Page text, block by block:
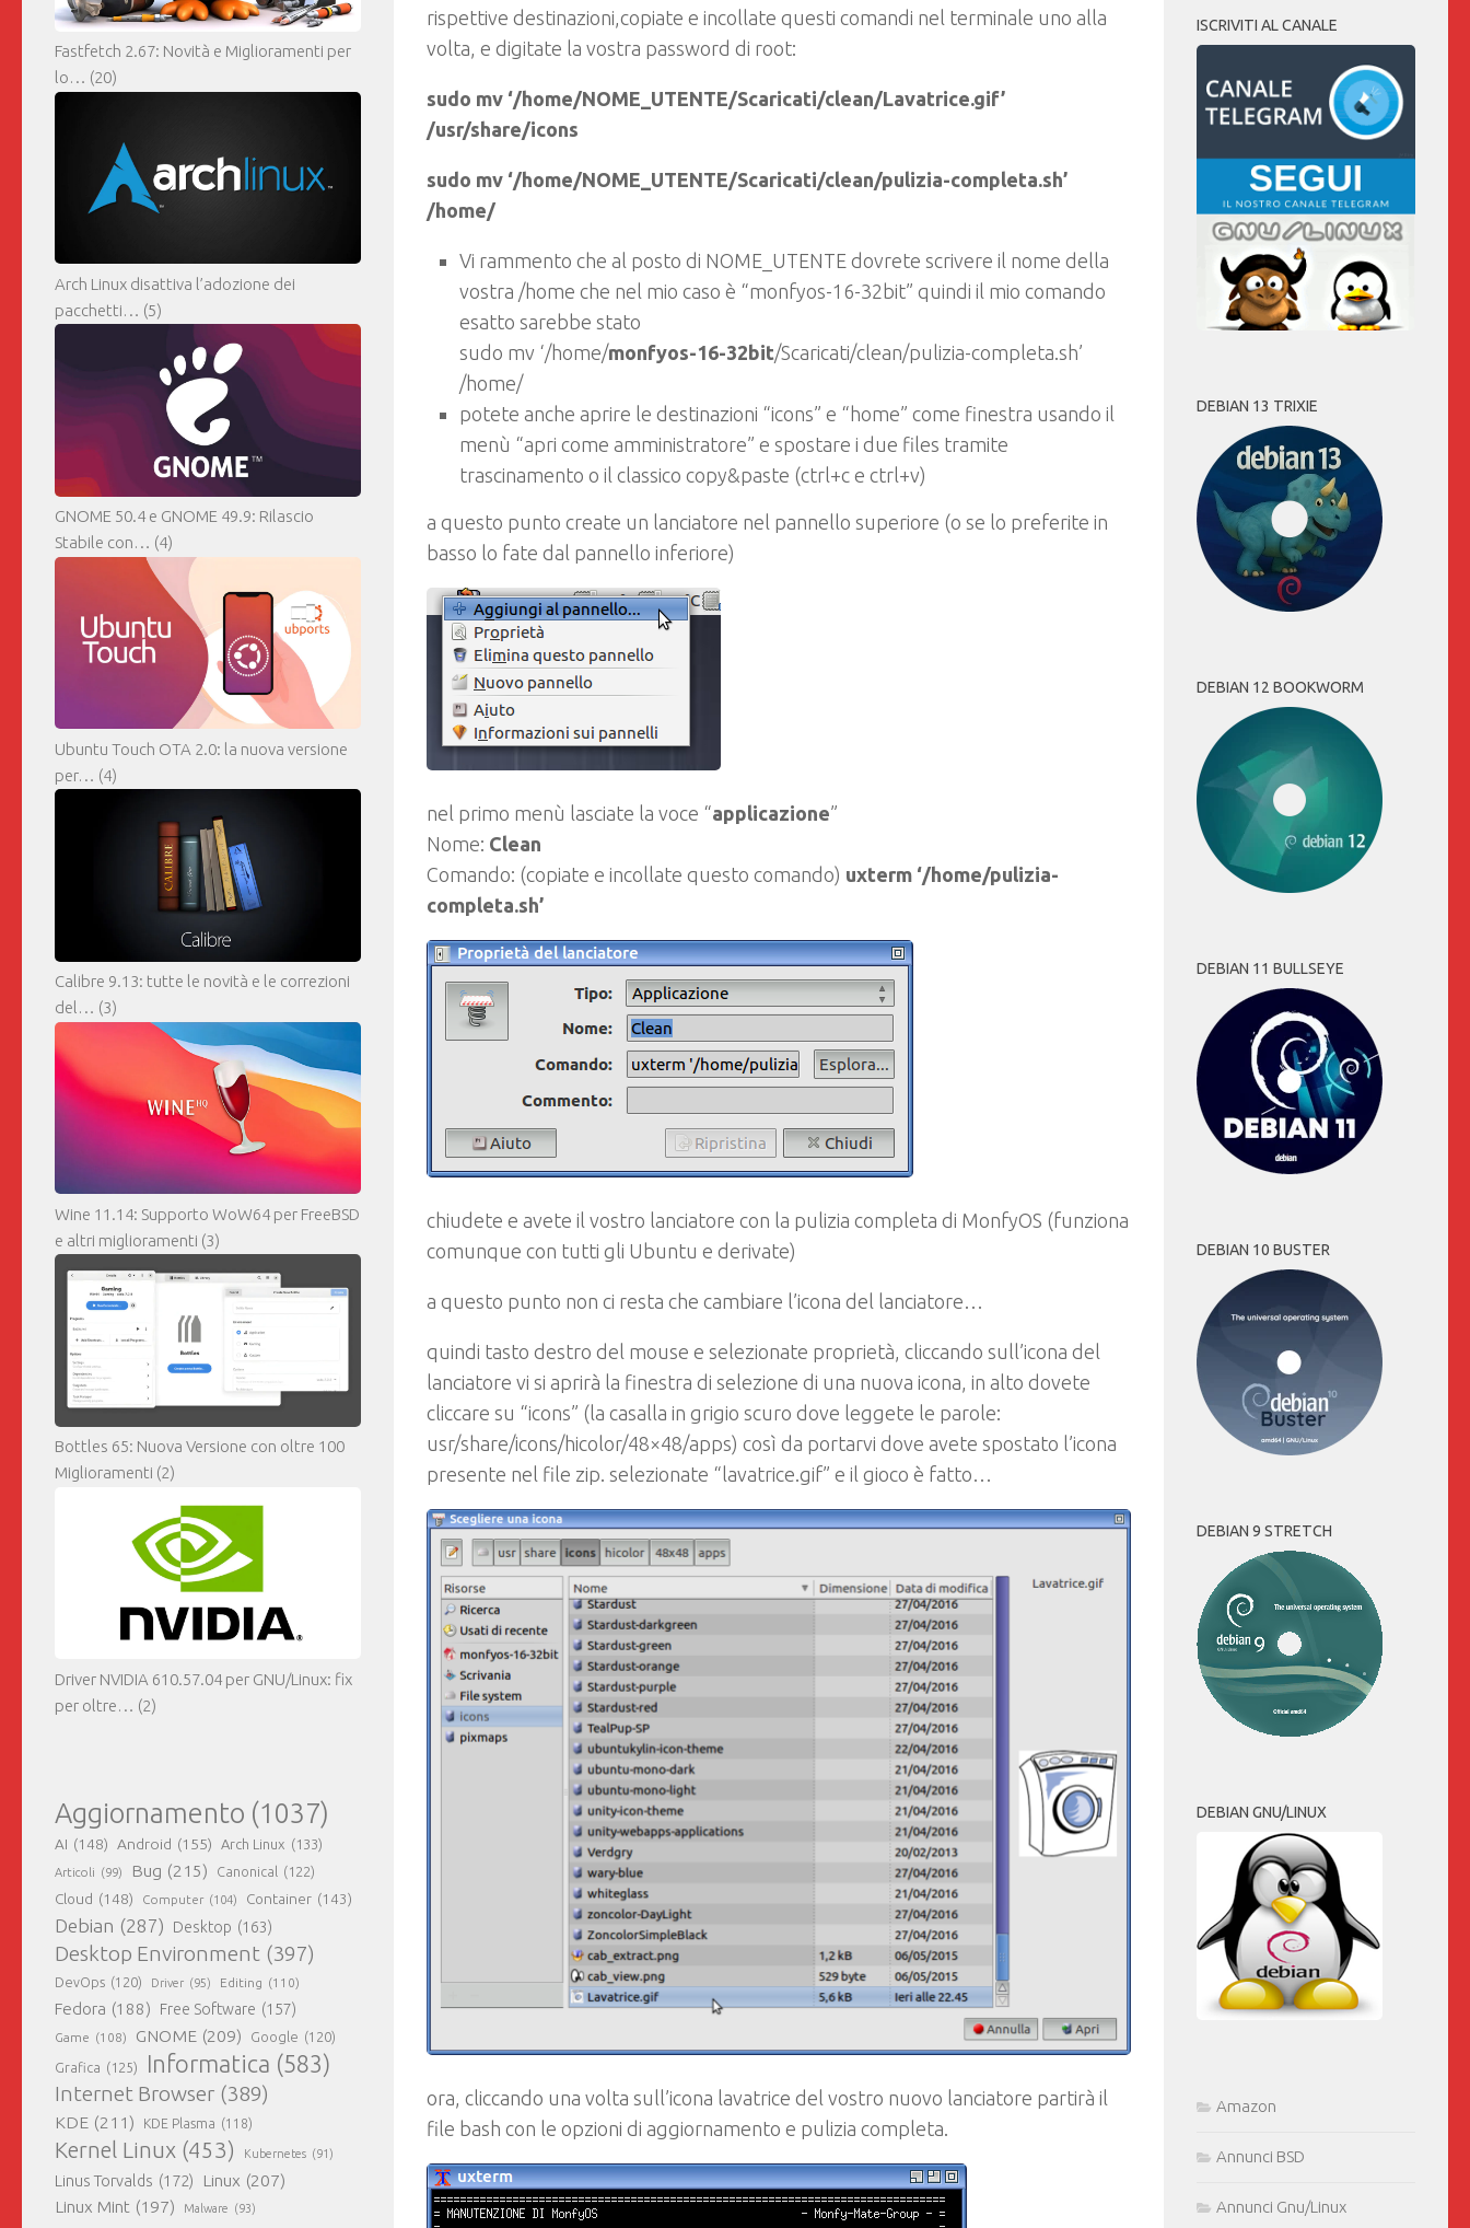
rispettive destinazioni,copiate e incollate questi comandi nel terminale uno alla
volta, e digitate la vostra password di root:
sudo mv ‘/home/NOME_UTENTE/Scaricati/clean/Lavatrice.gif’
/usr/share/icons
sudo mv ‘/home/NOME_UTENTE/Scaricati/clean/pulizia-completa.sh’
/home/
Vi rammento che al posto di NOME_UTENTE dovrete scrivere il nome della
vostra /home che nel mio caso è “monfyos-16-32bit” quindi il mio comando
esatto sarebbe stato
sudo mv ‘/home/monfyos-16-32bit/Scaricati/clean/pulizia-completa.sh’
/home/
potete anche aprire le destinazioni “icons” e “home” come finestra usando il
menù “apri come amministratore” e spostare i due files tramite
trascinamento o il classico copy&paste (ctrl+c e ctrl+v)
a questo punto create un lanciatore nel pannello superiore (o se lo preferite in
basso lo fate dal pannello inferiore)
nel primo menù lasciate la voce “applicazione”
Nome: Clean
Comando: (copiate e incollate questo comando) uxterm ‘/home/pulizia-
completa.sh’
chiudete e avete il vostro lanciatore con la pulizia completa di MonfyOS (funziona
comunque con tutti gli Ubuntu e derivate)
a questo punto non ci resta che cambiare l’icona del lanciatore…
quindi tasto destro del mouse e selezionate proprietà, cliccando sull’icona del
lanciatore vi si aprirà la finestra di selezione di una nuova icona, in alto dovete
cliccare su “icons” (la casalla in grigio scuro dove leggete le parole:
usr/share/icons/hicolor/48×48/apps) così da portarvi dove avete spostato l’icona
presente nel file zip. selezionate “lavatrice.gif” e il gioco è fatto…
ora, cliccando una volta sull’icona lavatrice del vostro nuovo lanciatore partirà il
file bash con le opzioni di aggiornamento e pulizia completa.
Fastfetch 2.67: Novità e Miglioramenti per
lo… (20)
Arch Linux disattiva l’adozione dei
pacchetti… (5)
GNOME 50.4 e GNOME 49.9: Rilascio
Stabile con… (4)
Ubuntu Touch OTA 2.0: la nuova versione
per… (4)
Calibre 9.13: tutte le novità e le correzioni
del… (3)
Wine 11.14: Supporto WoW64 per FreeBSD
e altri miglioramenti (3)
Bottles 65: Nuova Versione con oltre 100
Miglioramenti (2)
Driver NVIDIA 610.57.04 per GNU/Linux: fix
per oltre… (2)
Aggiornamento (1037)
AI (148) Android (155) Arch Linux (133)
Articoli (99) Bug (215) Canonical (122)
Cloud (148) Computer (104) Container (143)
Debian (287) Desktop (163)
Desktop Environment (397)
DevOps (120) Driver (95) Editing (110)
Fedora (188) Free Software (157)
Game (108) GNOME (209) Google (120)
Grafica (125) Informatica (583)
Internet Browser (389)
KDE (211) KDE Plasma (118)
Kernel Linux (453) Kubernetes (91)
Linus Torvalds (172) Linux (207)
Linux Mint (197) Malware (93)
ISCRIVITI AL CANALE
DEBIAN 13 TRIXIE
DEBIAN 12 BOOKWORM
DEBIAN 11 BULLSEYE
DEBIAN 10 BUSTER
DEBIAN 9 STRETCH
DEBIAN GNU/LINUX
Amazon
Annunci BSD
Annunci Gnu/Linux